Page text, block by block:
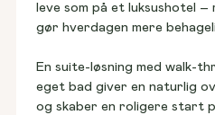
leve som på et luksushotel
gør hverdagen mere
En suite-løsning med walk-
eget bad giver en naturlig
og skaber en roligere start